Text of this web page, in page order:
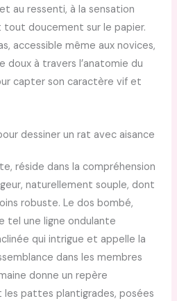
au ressenti, à la sensation
tout doucement sur le papier.
accessible même aux novices,
doux à travers l’anatomie du
capter son caractère vif et
dessiner un rat avec aisance
réside dans la compréhension
naturellement souple, dont
robuste. Le dos bombé,
tel une ligne ondulante
qui intrigue et appelle la
dans les membres
donne un repère
pattes plantigrades, posées